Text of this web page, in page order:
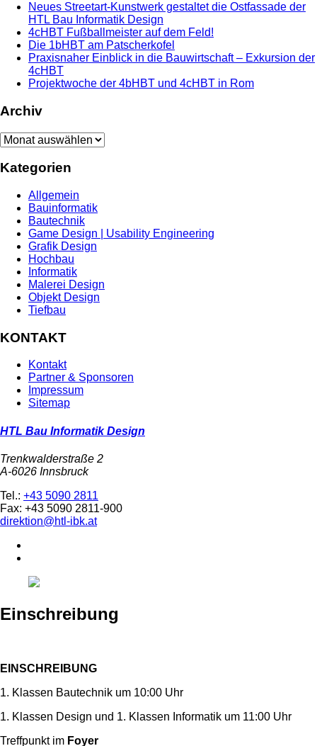
Neues Streetart-Kunstwerk gestaltet die Ostfassade der
HTL Bau Informatik Design
4cHBT Fußballmeister auf dem Feld!
Die 1bHBT am Patscherkofel
Praxisnaher Einblick in die Bauwirtschaft – Exkursion der
4cHBT
Projektwoche der 4bHBT und 4cHBT in Rom
Archiv
Archiv
Kategorien
Allgemein
Bauinformatik
Bautechnik
Game Design | Usability Engineering
Grafik Design
Hochbau
Informatik
Malerei Design
Objekt Design
Tiefbau
KONTAKT
Kontakt
Partner & Sponsoren
Impressum
Sitemap
HTL Bau Informatik Design
Trenkwalderstraße 2
A-6026 Innsbruck
Tel.: +43 5090 2811
Fax: +43 5090 2811-900
direktion@htl-ibk.at
Einschreibung
EINSCHREIBUNG
1. Klassen Bautechnik um 10:00 Uhr
1. Klassen Design und 1. Klassen Informatik um 11:00 Uhr
Treffpunkt im Foyer